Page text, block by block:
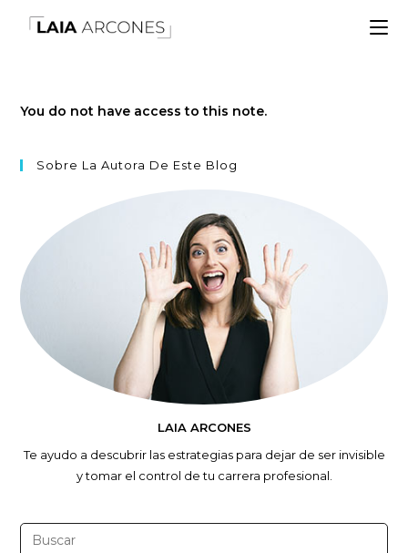
You do not have access to this note.
Sobre La Autora De Este Blog
LAIA ARCONES
Te ayudo a descubrir las estrategias para dejar de ser invisible
y tomar el control de tu carrera profesional.